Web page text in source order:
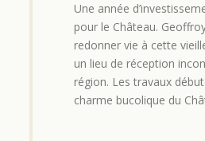
Une année
pour le Château.
redonner vie à cette
un lieu de réception
région. Les travaux
charme bucolique du